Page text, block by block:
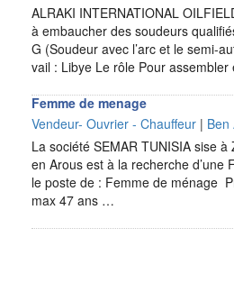
ALRAKI INTERNATIONAL
à embaucher des soudeurs
G (Soudeur avec l’arc et le semi-
vail : Libye Le rôle Pour
Femme de menage
Vendeur- Ouvrier - Chauffeur | Ben
La société SEMAR TUNISIA sise
en Arous est à la recherche d’une
le poste de : Femme de ménage
max 47 ans …